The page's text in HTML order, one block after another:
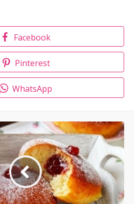
Facebook
Pinterest
WhatsApp